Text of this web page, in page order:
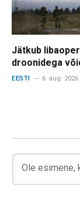
Jätkub
droonidega
EESTI 6. aug. 2026